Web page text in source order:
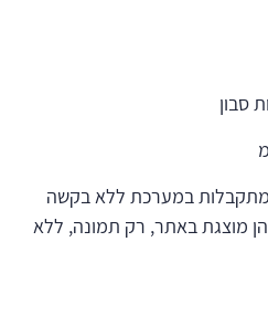
במערכת ללא בקשה
מוצגת באתר, רק תמונה, ללא